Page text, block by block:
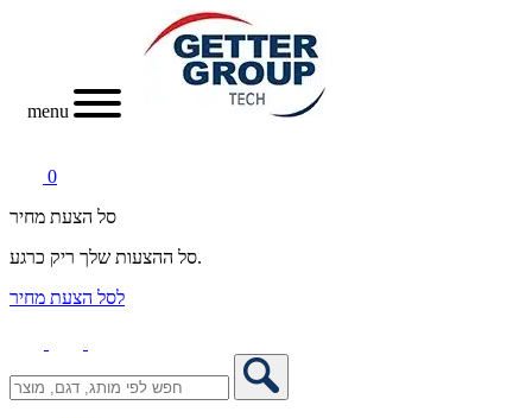
menu
0
סל הצעת מחיר
סל ההצעות שלך ריק כרגע.
לסל הצעת מחיר